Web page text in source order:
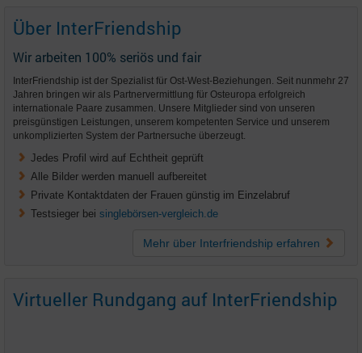
Über InterFriendship
Wir arbeiten 100% seriös und fair
InterFriendship ist der Spezialist für Ost-West-Beziehungen. Seit nunmehr 27
Jahren bringen wir als Partnervermittlung für Osteuropa erfolgreich
internationale Paare zusammen. Unsere Mitglieder sind von unseren
preisgünstigen Leistungen, unserem kompetenten Service und unserem
unkomplizierten System der Partnersuche überzeugt.
Jedes Profil wird auf Echtheit geprüft
Alle Bilder werden manuell aufbereitet
Private Kontaktdaten der Frauen günstig im Einzelabruf
Testsieger bei singlebörsen-vergleich.de
Mehr über Interfriendship erfahren
Virtueller Rundgang auf InterFriendship